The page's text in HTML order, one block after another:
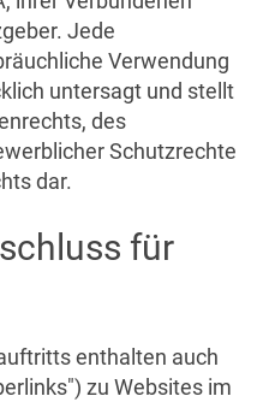
Jede
Verwendung
untersagt und stellt
des
Schutzrechte
dar.
für
enthalten auch
zu Websites im